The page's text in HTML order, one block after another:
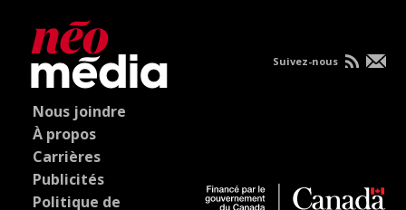
Nous joindre
À propos
Carrières
Publicités
Politique de
Suivez-nous